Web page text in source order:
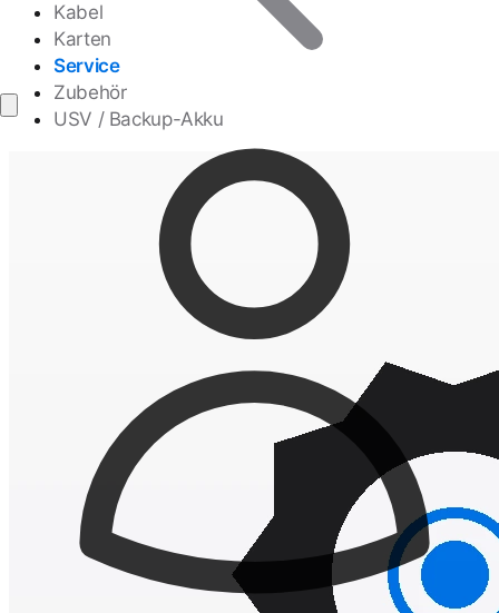
Kabel
Karten
Service
Zubehör
USV / Backup-Akku